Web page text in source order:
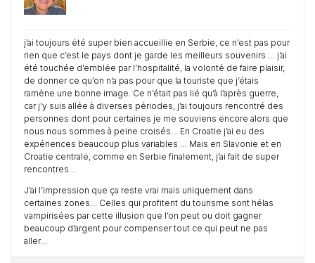
j’ai toujours été super bien accueillie en Serbie, ce n’est pas pour
rien que c’est le pays dont je garde les meilleurs souvenirs … j’ai
été touchée d’emblée par l’hospitalité, la volonté de faire plaisir,
de donner ce qu’on n’a pas pour que la touriste que j’étais
ramène une bonne image. Ce n’était pas lié qu’à l’après guerre,
car j’y suis allée à diverses périodes, j’ai toujours rencontré des
personnes dont pour certaines je me souviens encore alors que
nous nous sommes à peine croisés… En Croatie j’ai eu des
expériences beaucoup plus variables … Mais en Slavonie et en
Croatie centrale, comme en Serbie finalement, j’ai fait de super
rencontres…
J’ai l’impression que ça reste vrai mais uniquement dans
certaines zones… Celles qui profitent du tourisme sont hélas
vampirisées par cette illusion que l’on peut ou doit gagner
beaucoup d’argent pour compenser tout ce qui peut ne pas
aller…